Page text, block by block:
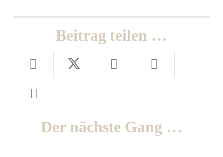
Beitrag teilen …
Der nächste Gang …